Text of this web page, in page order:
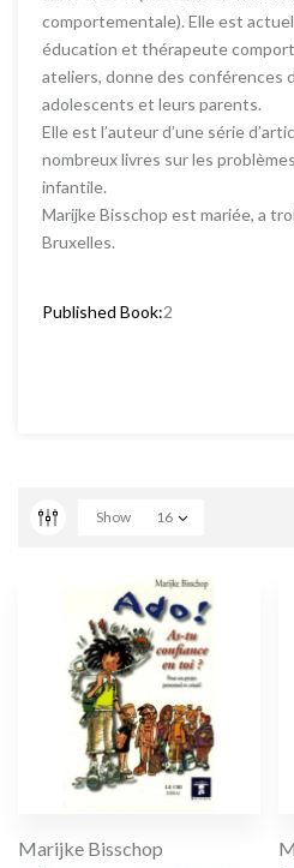
comportementale). Elle est
éducation et thérapeute
ateliers, donne des conférences
adolescents et leurs parents.
Elle est l’auteur d’une série
nombreux livres sur les
infantile.
Marijke Bisschop est mariée, a
Bruxelles.
Published Book:2
Show 16
Marijke Bisschop